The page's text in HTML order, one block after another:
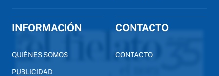
INFORMACIÓN
QUIÉNES SOMOS
PUBLICIDAD
CONTACTO
CONTACTO